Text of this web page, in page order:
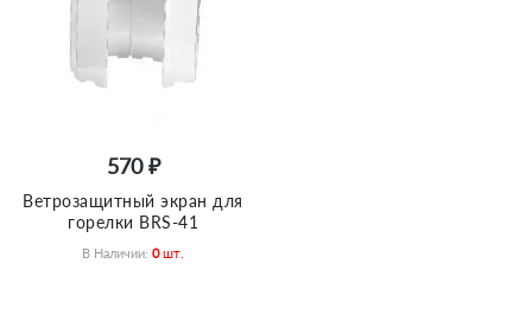
570 ₽
Ветрозащитный экран для
горелки BRS-41
В Наличии: 0 Шт.